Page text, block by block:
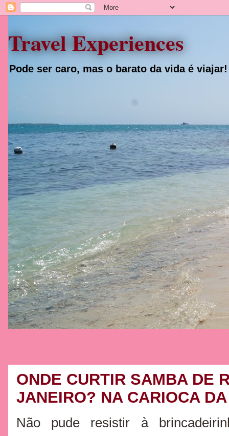
Travel Experiences
Pode ser caro, mas o barato da vida é viajar!
ONDE CURTIR SAMBA DE
JANEIRO? NA CARIOCA
Não pude resistir à